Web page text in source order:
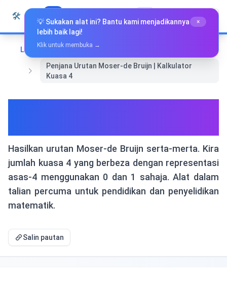
Langkau ke kandungan
🛠️ Whiz Tools Bahasa Melayu
Laman Utama
Matematik & Geometri
Penjana Urutan Moser-de Bruijn | Kalkulator
Kuasa 4
Hasilkan urutan Moser-de Bruijn serta-merta. Kira
jumlah kuasa 4 yang berbeza dengan representasi
asas-4 menggunakan 0 dan 1 sahaja. Alat dalam
talian percuma untuk pendidikan dan penyelidikan
matematik.
Salin pautan
💡 Sukakan alat ini? Bantu kami menjadikannya
lebih baik lagi!
×
Klik untuk membuka →